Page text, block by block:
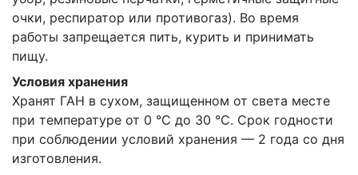
очки, респиратор или противогаз). Во время
работы запрещается пить, курить и принимать
пищу.
Условия хранения
Хранят ГАН в сухом, защищенном от света месте
при температуре от 0 °С до 30 °С. Срок годности
при соблюдении условий хранения — 2 года со дня
изготовления.